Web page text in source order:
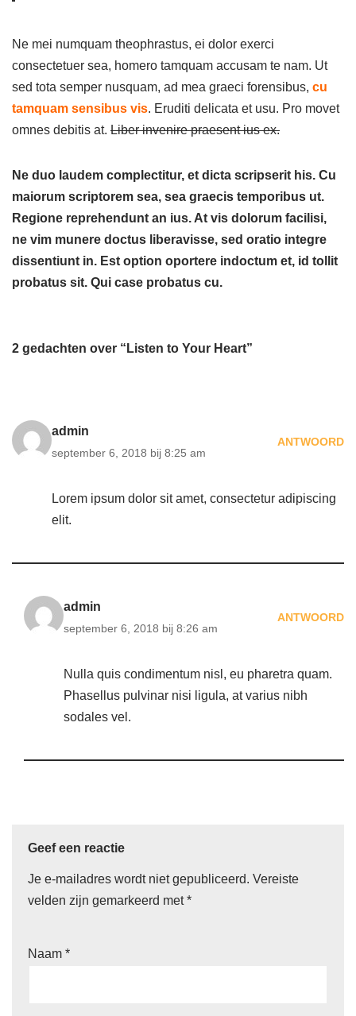
Ne mei numquam theophrastus, ei dolor exerci
consectetuer sea, homero tamquam accusam te nam. Ut
sed tota semper nusquam, ad mea graeci forensibus, cu
tamquam sensibus vis. Eruditi delicata et usu. Pro movet
omnes debitis at. Liber invenire praesent ius ex.
Ne duo laudem complectitur, et dicta scripserit his. Cu
maiorum scriptorem sea, sea graecis temporibus ut.
Regione reprehendunt an ius. At vis dolorum facilisi,
ne vim munere doctus liberavisse, sed oratio integre
dissentiunt in. Est option oportere indoctum et, id tollit
probatus sit. Qui case probatus cu.
2 gedachten over “Listen to Your Heart”
admin
september 6, 2018 bij 8:25 am
ANTWOORD
Lorem ipsum dolor sit amet, consectetur adipiscing
elit.
admin
september 6, 2018 bij 8:26 am
ANTWOORD
Nulla quis condimentum nisl, eu pharetra quam.
Phasellus pulvinar nisi ligula, at varius nibh
sodales vel.
Geef een reactie
Je e-mailadres wordt niet gepubliceerd. Vereiste
velden zijn gemarkeerd met*
Naam *